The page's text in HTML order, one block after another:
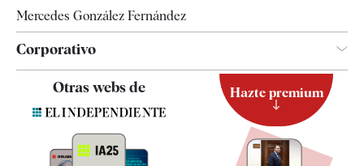
Mercedes González Fernández
Corporativo
Otras webs de Hazte premium